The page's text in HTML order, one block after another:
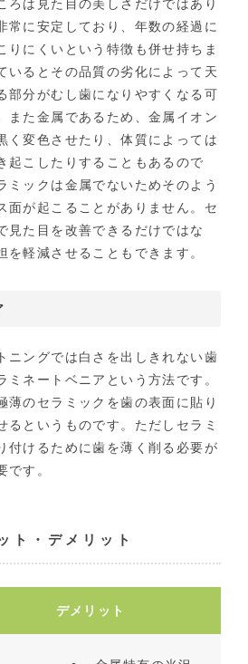
ろは見た目の美しさだけではあり
常に安定しており、年数の経過に
りにくいという特徴も併せ持ちま
いるとその品質の劣化によって天
部分がむし歯になりやすくなる可
また金属であるため、金属イオン
く変色させたり、体質によっては
起こしたりすることもあるので
ミックは金属でないためそのよう
面が起こることがありません。セ
見た目を改善できるだけではな
を軽減させることもできます。
ニングでは白さを出しきれない歯
ミネートベニアという方法です。
薄のセラミックを歯の表面に貼り
るというものです。ただしセラミ
付けるために歯を薄く削る必要が
です。
ト・デメリット
デメリット